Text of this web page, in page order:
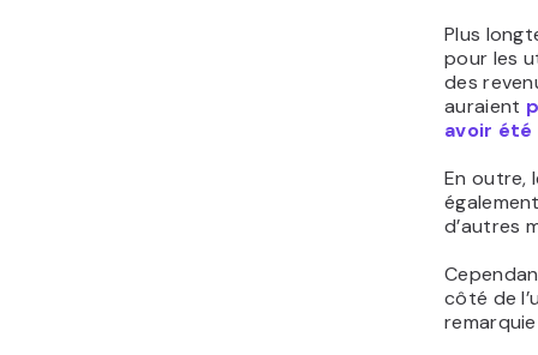
Plus
pour les
des
auraient
avoir
En outre,
d’autres
côté de